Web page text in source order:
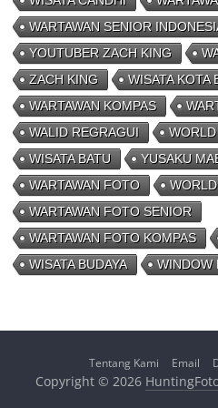
WARTAWAN SENIOR
YOUTUBER ZACH KING
ZACH KING
WISATA KOTA
WARTAWAN KOMPAS
WALID REGRAGUI
WISATA BATU
YUSAKU
WARTAWAN FOTO
WARTAWAN FOTO SENIOR
WARTAWAN FOTO KOMPAS
WISATA BUDAYA
WINDOW
Tentang Kami Email
Copyright © 2026